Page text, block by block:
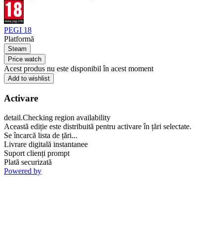
PEGI 18
Platformă
Steam
Price watch
Acest produs nu este disponibil în acest moment
Add to wishlist
Activare
detail.Checking region availability
Această ediție este distribuită pentru activare în țări selectate.
Se încarcă lista de țări...
Livrare digitală instantanee
Suport clienți prompt
Plată securizată
Powered by